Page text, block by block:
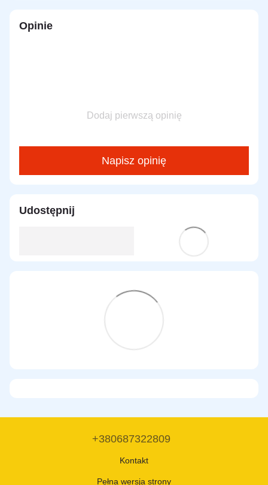
Opinie
Dodaj pierwszą opinię
Napisz opinię
Udostępnij
+380687322809
Kontakt
Pełna wersja strony